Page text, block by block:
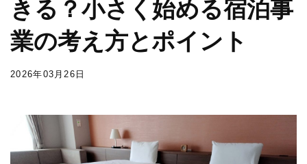
きる？小さく始める宿泊事
業の考え方とポイント
2026年03月26日